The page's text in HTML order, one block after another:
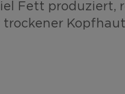
Fett produziert,